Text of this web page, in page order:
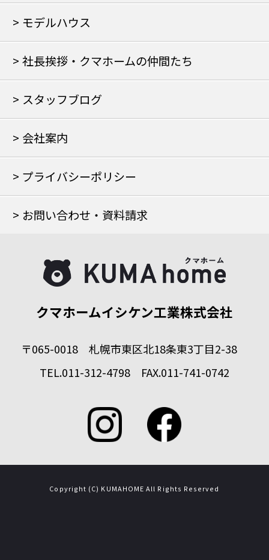
モデルハウス
社長挨拶・クマホームの仲間たち
スタッフブログ
会社案内
プライバシーポリシー
お問い合わせ・資料請求
クマホームイシケン工業株式会社
〒065-0018 札幌市東区北18条東3丁目2-38
TEL.011-312-4798 FAX.011-741-0742
Copyright (C) KUMAHOME All Rights Reserved